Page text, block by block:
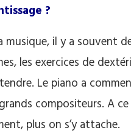
?
il y a souvent
les exercices de
Le piano a
compositeurs. A
plus on s’y attache.